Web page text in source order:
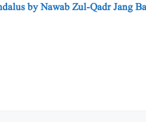
by Nawab Zul-Qadr Jang